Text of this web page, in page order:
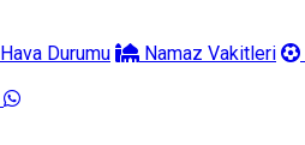
Hava Durumu Namaz Vakitleri